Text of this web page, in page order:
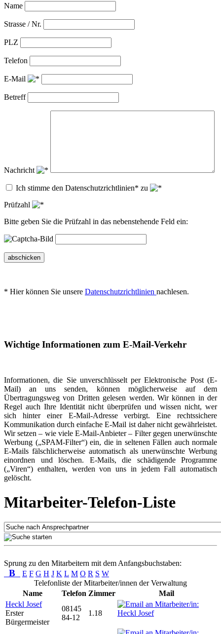
Name
Strasse / Nr.
PLZ
Telefon
E-Mail
Betreff
Nachricht
Ich stimme den Datenschutzrichtlinien* zu
Prüfzahl
Bitte geben Sie die Prüfzahl in das nebenstehende Feld ein:
abschicken
* Hier können Sie unsere Datenschutzrichtlinien nachlesen.
Wichtige Informationen zum E-Mail-Verkehr
Informationen, die Sie unverschlüsselt per Elektronische Post (E-
Mail) an uns senden, können möglicherweise auf dem
Übertragungsweg von Dritten gelesen werden. Wir können in der
Regel auch Ihre Identität nicht überprüfen und wissen nicht, wer
sich hinter einer E-Mail-Adresse verbirgt. Eine rechtssichere
Kommunikation durch einfache E-Mail ist daher nicht gewährleistet.
Wir setzen – wie viele E-Mail-Anbieter – Filter gegen unerwünschte
Werbung („SPAM-Filter“) ein, die in seltenen Fällen auch normale
E-Mails fälschlicherweise automatisch als unerwünschte Werbung
einordnen und löschen. E-Mails, die schädigende Programme
(„Viren“) enthalten, werden von uns in jedem Fall automatisch
gelöscht.
Mitarbeiter-Telefon-Liste
Sprung zu den Mitarbeitern mit dem Anfangsbuchstaben:
B E F G H J K L M O R S W
Telefonliste der Mitarbeiter/innen der Verwaltung
Name
Telefon Zimmer
Mail
Heckl Josef
Erster
Bürgermeister
08145
84-12
1.18